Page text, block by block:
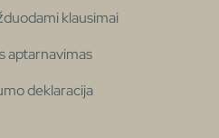
klausimai
aptarnavimas
deklaracija